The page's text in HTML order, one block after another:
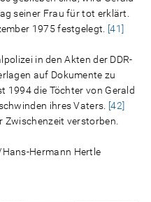
seiner Frau für tot erklärt.
1975 festgelegt. [41]
in den Akten der DDR-
auf Dokumente zu
1994 die Töchter von Gerald
ihres Vaters. [42]
Zwischenzeit verstorben.
Hermann Hertle